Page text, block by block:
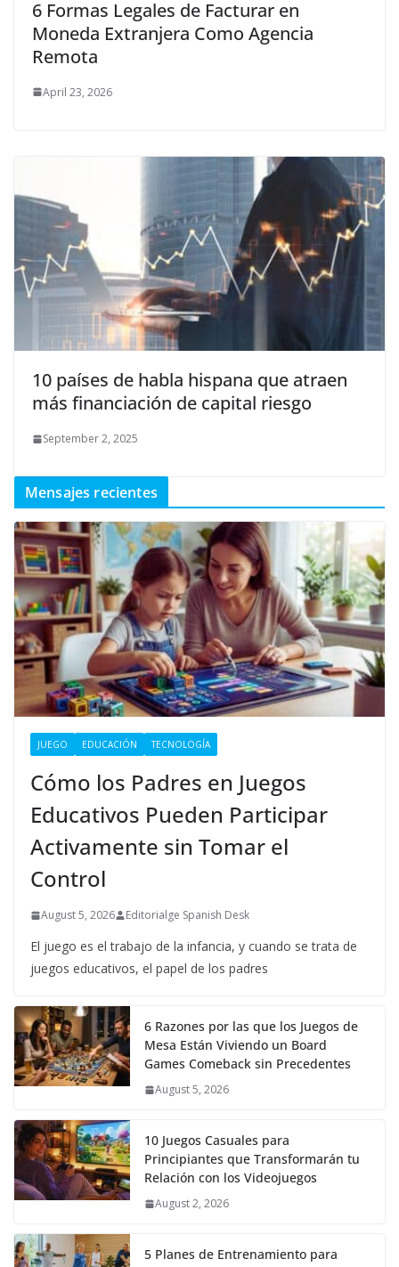
6 Formas Legales de Facturar en
Moneda Extranjera Como Agencia
Remota
April 23, 2026
10 países de habla hispana que atraen
más financiación de capital riesgo
September 2, 2025
Mensajes recientes
JUEGO EDUCACIÓN TECNOLOGÍA
Cómo los Padres en Juegos
Educativos Pueden Participar
Activamente sin Tomar el
Control
August 5, 2026 Editorialge Spanish Desk
El juego es el trabajo de la infancia, y cuando se trata de
juegos educativos, el papel de los padres
6 Razones por las que los Juegos de
Mesa Están Viviendo un Board
Games Comeback sin Precedentes
August 5, 2026
10 Juegos Casuales para
Principiantes que Transformarán tu
Relación con los Videojuegos
August 2, 2026
5 Planes de Entrenamiento para